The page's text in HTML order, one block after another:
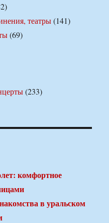
театры(141)
(69)
(233)
комфортное
в уральском